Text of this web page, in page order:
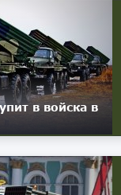
в войска в